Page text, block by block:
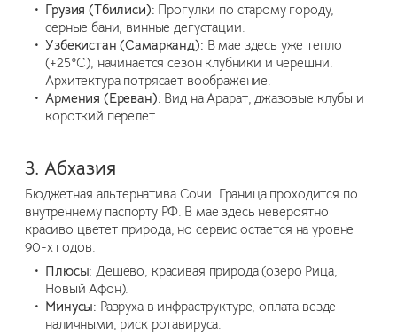
Грузия (Тбилиси): Прогулки по старому городу,
серные бани, винные дегустации.
Узбекистан (Самарканд): В мае здесь уже тепло
(+25°C), начинается сезон клубники и черешни.
Архитектура потрясает воображение.
Армения (Ереван): Вид на Арарат, джазовые клубы и
короткий перелет.
3. Абхазия
Бюджетная альтернатива Сочи. Граница проходится по
внутреннему паспорту РФ. В мае здесь невероятно
красиво цветет природа, но сервис остается на уровне
90-х годов.
Плюсы: Дешево, красивая природа (озеро Рица,
Новый Афон).
Минусы: Разруха в инфраструктуре, оплата везде
наличными, риск ротавируса.